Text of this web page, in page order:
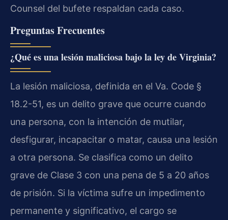
Counsel del bufete respaldan cada caso.
Preguntas Frecuentes
¿Qué es una lesión maliciosa bajo la ley de Virginia?
La lesión maliciosa, definida en el Va. Code §
18.2-51, es un delito grave que ocurre cuando
una persona, con la intención de mutilar,
desfigurar, incapacitar o matar, causa una lesión
a otra persona. Se clasifica como un delito
grave de Clase 3 con una pena de 5 a 20 años
de prisión. Si la víctima sufre un impedimento
permanente y significativo, el cargo se